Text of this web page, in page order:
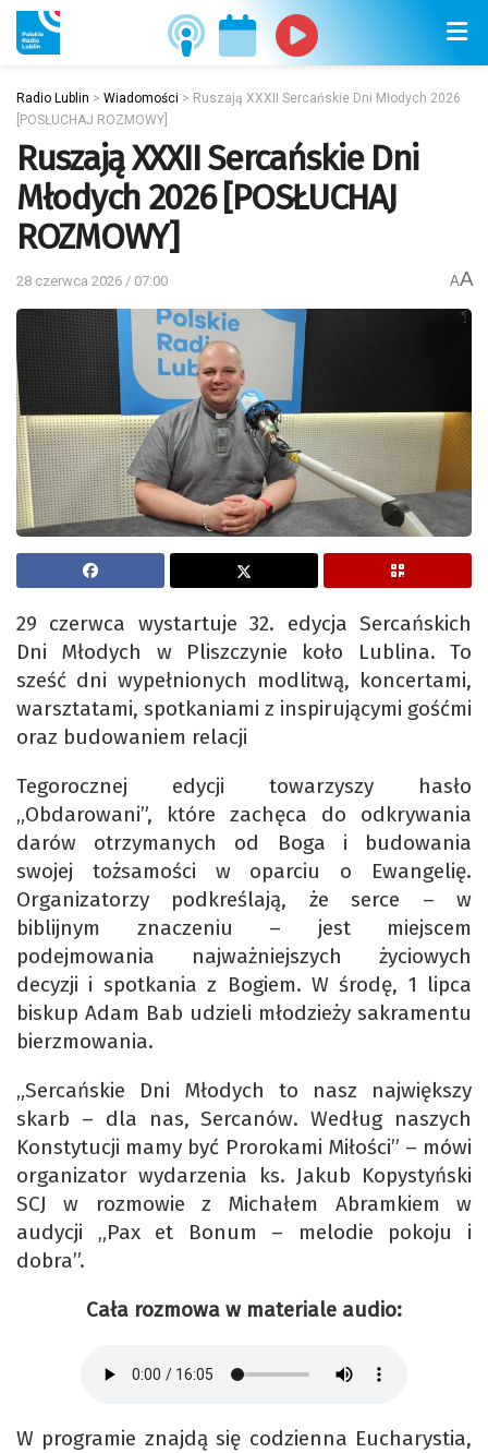
Radio Lublin > Wiadomości > Ruszają XXXII Sercańskie Dni Młodych 2026
[POSŁUCHAJ ROZMOWY]
Ruszają XXXII Sercańskie Dni
Młodych 2026 [POSŁUCHAJ
ROZMOWY]
28 czerwca 2026 / 07:00 AA
29 czerwca wystartuje 32. edycja Sercańskich
Dni Młodych w Pliszczynie koło Lublina. To
sześć dni wypełnionych modlitwą, koncertami,
warsztatami, spotkaniami z inspirującymi gośćmi
oraz budowaniem relacji
Tegorocznej edycji towarzyszy hasło
„Obdarowani”, które zachęca do odkrywania
darów otrzymanych od Boga i budowania
swojej tożsamości w oparciu o Ewangelię.
Organizatorzy podkreślają, że serce – w
biblijnym znaczeniu – jest miejscem
podejmowania najważniejszych życiowych
decyzji i spotkania z Bogiem. W środę, 1 lipca
biskup Adam Bab udzieli młodzieży sakramentu
bierzmowania.
„Sercańskie Dni Młodych to nasz największy
skarb – dla nas, Sercanów. Według naszych
Konstytucji mamy być Prorokami Miłości” – mówi
organizator wydarzenia ks. Jakub Kopystyński
SCJ w rozmowie z Michałem Abramkiem w
audycji „Pax et Bonum – melodie pokoju i
dobra”.
Cała rozmowa w materiale audio:
W programie znajdą się codzienna Eucharystia,